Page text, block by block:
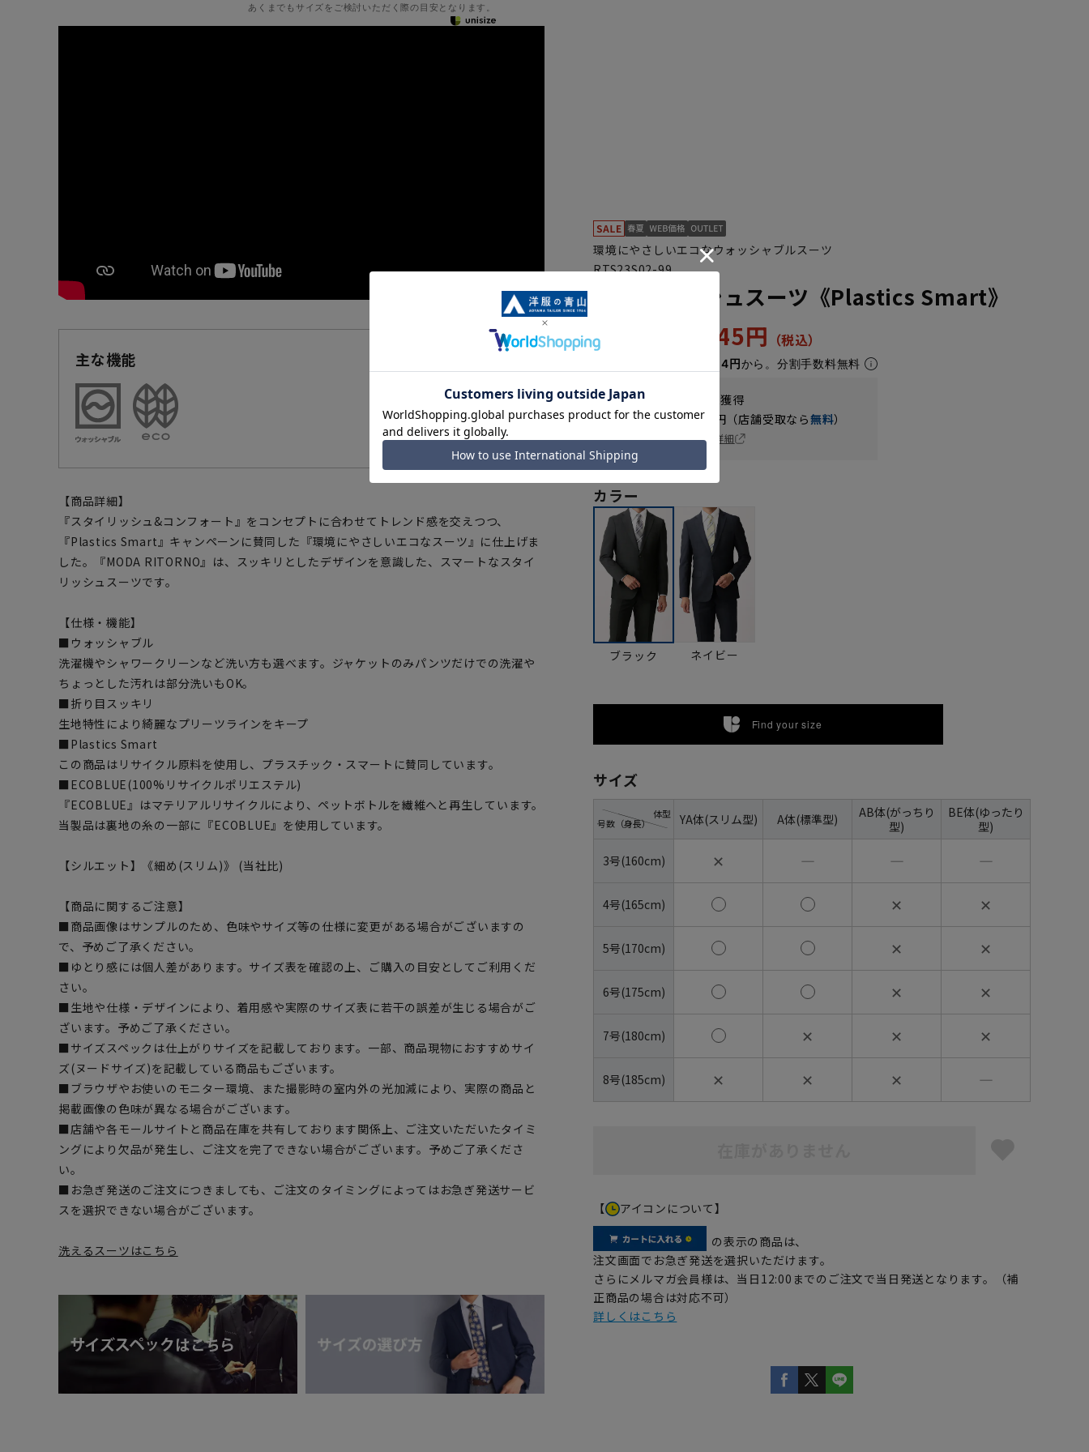
あくまでもサイズをご検討いただく際の目安となります。
主な機能
【商品詳細】
『スタイリッシュ&コンフォート』をコンセプトに合わせてトレンド感を交えつつ、
『Plastics Smart』キャンペーンに賛同した『環境にやさしいエコなスーツ』に仕上げま
した。『MODA RITORNO』は、スッキリとしたデザインを意識した、スマートなスタイ
リッシュスーツです。
【仕様・機能】
■ウォッシャブル
洗濯機やシャワークリーンなど洗い方も選べます。ジャケットのみパンツだけでの洗濯や
ちょっとした汚れは部分洗いもOK。
■折り目スッキリ
生地特性により綺麗なプリーツラインをキープ
■Plastics Smart
この商品はリサイクル原料を使用し、プラスチック・スマートに賛同しています。
■ECOBLUE(100%リサイクルポリエステル)
『ECOBLUE』はマテリアルリサイクルにより、ペットボトルを繊維へと再生しています。
当製品は裏地の糸の一部に『ECOBLUE』を使用しています。
【シルエット】《細め(スリム)》 (当社比)
【商品に関するご注意】
■商品画像はサンプルのため、色味やサイズ等の仕様に変更がある場合がございますの
で、予めご了承ください。
■ゆとり感には個人差があります。サイズ表を確認の上、ご購入の目安としてご利用くだ
さい。
■生地や仕様・デザインにより、着用感や実際のサイズ表に若干の誤差が生じる場合がご
ざいます。予めご了承ください。
■サイズスペックは仕上がりサイズを記載しております。一部、商品現物におすすめサイ
ズ(ヌードサイズ)を記載している商品もございます。
■ブラウザやお使いのモニター環境、また撮影時の室内外の光加減により、実際の商品と
掲載画像の色味が異なる場合がございます。
■店舗や各モールサイトと商品在庫を共有しております関係上、ご注文いただいたタイミ
ングにより欠品が発生し、ご注文を完了できない場合がございます。予めご了承くださ
い。
■お急ぎ発送のご注文につきましても、ご注文のタイミングによってはお急ぎ発送サービ
スを選択できない場合がございます。
洗えるスーツはこちら
環境にやさしいエコなウォッシャブルスーツ
RTS23S02-99
スタイリッシュスーツ《Plastics Smart》
21,890円 10,945円
月々1,824円から。分割手数料無料
WEB会員なら
pt獲得
送料 全国一律550 円（店舗受取なら無料）
お届け日を調べる
詳細
カラー
ブラック ネイビー
Find your size
サイズ
号数（身長）
体型 YA体(スリム型) A体(標準型)
AB体(がっちり
型)
BE体(ゆったり
型)
3号(160cm) ✕ ― ― ―
4号(165cm) ✕ ✕
5号(170cm) ✕ ✕
6号(175cm) ✕ ✕
7号(180cm) ✕ ✕ ✕
8号(185cm) ✕ ✕ ✕ ―
【 アイコンについて】
の表示の商品は、
注文画面でお急ぎ発送を選択いただけます。
さらにメルマガ会員様は、当日12:00までのご注文で当日発送となります。（補
正商品の場合は対応不可）
詳しくはこちら